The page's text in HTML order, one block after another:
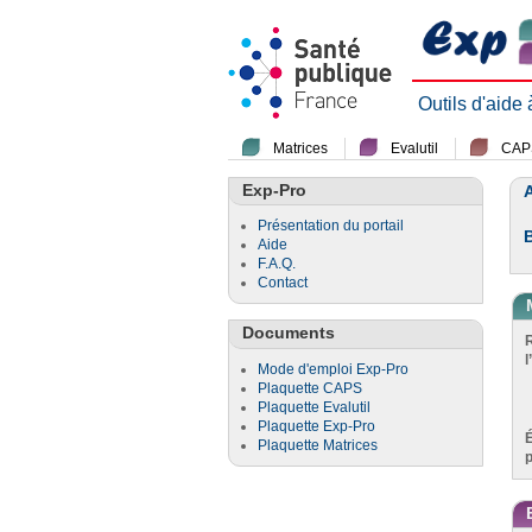
Outils d'aide
Matrices Evalutil
Exp-Pro
Présentation du portail
Aide
F.A.Q.
Contact
Documents
Mode d'emploi Exp-Pro
Plaquette CAPS
Plaquette Evalutil
Plaquette Exp-Pro
Plaquette Matrices